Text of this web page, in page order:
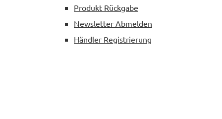
Produkt Rückgabe
Newsletter Abmelden
Händler Registrierung